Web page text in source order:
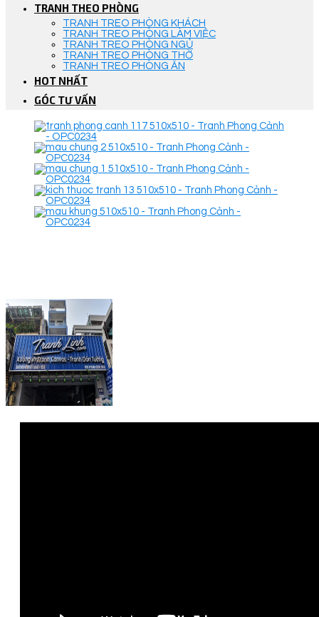
TRANH THEO PHÒNG
TRANH TREO PHÒNG KHÁCH
TRANH TREO PHÒNG LÀM VIỆC
TRANH TREO PHÒNG NGỦ
TRANH TREO PHÒNG THỜ
TRANH TREO PHÒNG ĂN
HOT NHẤT
GÓC TƯ VẤN